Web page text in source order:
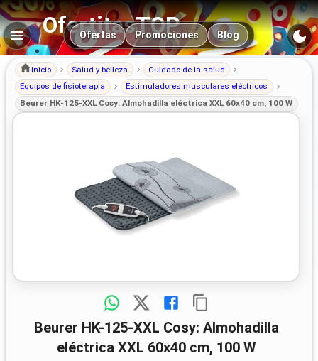
OfertitasTOP
Navegación principal
Ofertas Promociones Blog
Inicio Salud y belleza
Cuidado de la salud
Equipos de fisioterapia
Estimuladores musculares eléctricos
Beurer HK-125-XXL Cosy: Almohadilla eléctrica XXL 60x40 cm, 100 W
Beurer HK-125-XXL Cosy: Almohadilla
eléctrica XXL 60x40 cm, 100 W